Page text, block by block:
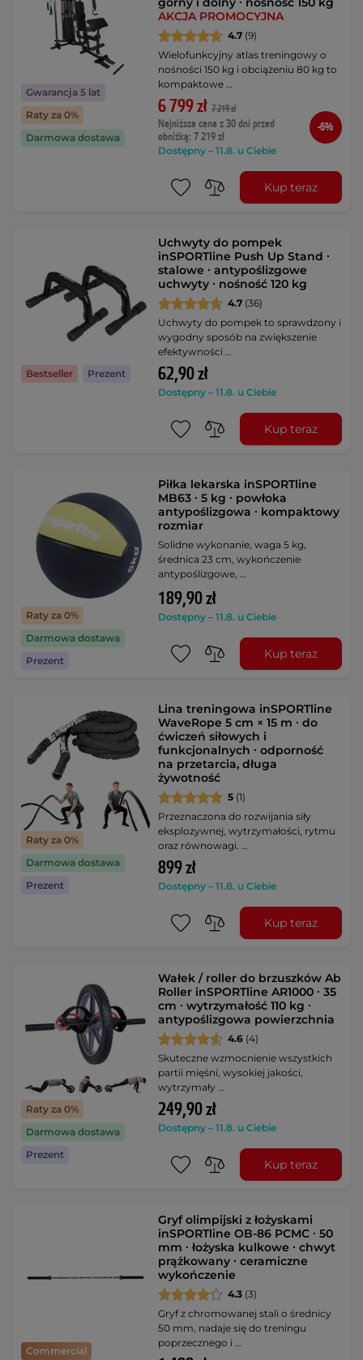
Gwarancja 5 lat
Raty za 0%
Darmowa dostawa
AKCJA PROMOCYJNA
4.7 (9)
Wielofunkcyjny atlas treningowy o
nośności 150 kg i obciążeniu 80 kg to
kompaktowe …
6 799 zł 7 219 zł
Najniższa cena z 30 dni przed
obniżką: 7 219 zł
Dostępny – 11.8. u Ciebie
-6%
Kup teraz
Bestseller Prezent
Uchwyty do pompek
inSPORTline Push Up Stand ∙
stalowe ∙ antypoślizgowe
uchwyty ∙ nośność 120 kg
4.7 (36)
Uchwyty do pompek to sprawdzony i
wygodny sposób na zwiększenie
efektywności …
62,90 zł
Dostępny – 11.8. u Ciebie
Kup teraz
Raty za 0%
Darmowa dostawa
Prezent
Piłka lekarska inSPORTline
MB63 ∙ 5 kg ∙ powłoka
antypoślizgowa ∙ kompaktowy
rozmiar
Solidne wykonanie, waga 5 kg,
średnica 23 cm, wykończenie
antypoślizgowe, …
189,90 zł
Dostępny – 11.8. u Ciebie
Kup teraz
Raty za 0%
Darmowa dostawa
Prezent
Lina treningowa inSPORTline
WaveRope 5 cm × 15 m ∙ do
ćwiczeń siłowych i
funkcjonalnych ∙ odporność
na przetarcia, długa
żywotność
5 (1)
Przeznaczona do rozwijania siły
eksplozywnej, wytrzymałości, rytmu
oraz równowagi. …
899 zł
Dostępny – 11.8. u Ciebie
Kup teraz
Raty za 0%
Darmowa dostawa
Prezent
Wałek / roller do brzuszków Ab
Roller inSPORTline AR1000 ∙ 35
cm ∙ wytrzymałość 110 kg ∙
antypoślizgowa powierzchnia
4.6 (4)
Skuteczne wzmocnienie wszystkich
partii mięśni, wysokiej jakości,
wytrzymały …
249,90 zł
Dostępny – 11.8. u Ciebie
Kup teraz
Commercial
Gryf olimpijski z łożyskami
inSPORTline OB-86 PCMC ∙ 50
mm ∙ łożyska kulkowe ∙ chwyt
prążkowany ∙ ceramiczne
wykończenie
4.3 (3)
Gryf z chromowanej stali o średnicy
50 mm, nadaje się do treningu
poprzecznego i …